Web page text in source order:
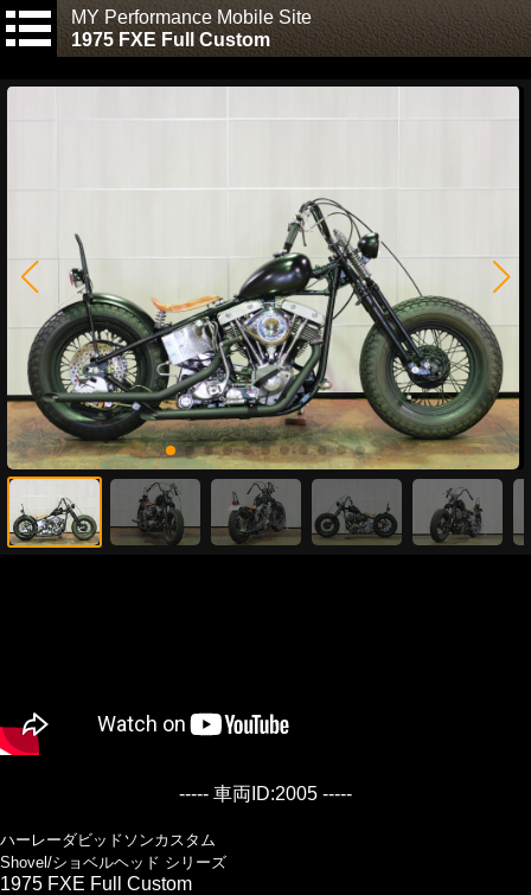
MY Performance Mobile Site
1975 FXE Full Custom
----- 車両ID:2005 -----
ハーレーダビッドソンカスタム
Shovel/ショベルヘッド シリーズ
1975 FXE Full Custom